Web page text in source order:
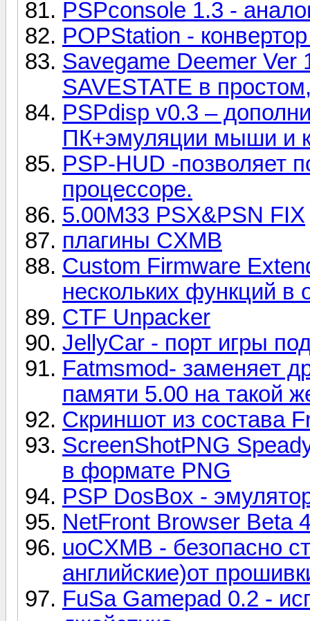
PSPconsole 1.3 -
POPStation -
Savegame Deemer Ver
SAVESTATE в
PSPdisp v0.3 –
ПК+эмуляции мыши и
PSP-HUD -позволяет
процессоре.
5.00M33 PSX&PSN FIX
плагины CXMB
Custom Firmware
нескольких функций
CTF Unpacker
JellyCar - порт игры
Fatmsmod- заменяет
памяти 5.00 на такой
Скриншот из состава
ScreenShotPNG
в формате PNG
PSP DosBox -
NetFront Browser Beta
uoCXMB - безопасно
английские)от
FuSa Gamepad 0.2 -